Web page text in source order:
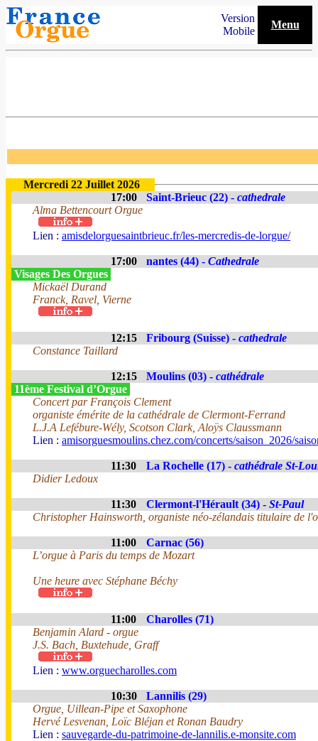
Version
Mobile
Menu
Mercredi 22 Juillet 2026
17:00
Saint-Brieuc (22) - cathedrale
Alma Bettencourt Orgue
Lien : amisdelorguesaintbrieuc.fr/les-mercredis-de-lorgue/
17:00 nantes (44) - Cathedrale
Visages Des Orgues
Mickaël Durand
Franck, Ravel, Vierne
12:15 Fribourg (Suisse) - cathedrale
Constance Taillard
12:15 Moulins (03) - cathédrale
11ème Festival d’Orgue
Concert par François Clement
organiste émérite de la cathédrale de Clermont-Ferrand
L.J.A Lefébure-Wély, Scotson Clark, Aloÿs Claussmann
Lien : amisorguesmoulins.chez.com/concerts/saison_2026/
11:30 La Rochelle (17) - cathédrale St-
Didier Ledoux
11:30 Clermont-l'Hérault (34) - St-Paul
Christopher Hainsworth, organiste néo-zélandais titulaire de
11:00
Carnac (56)
L’orgue à Paris du temps de Mozart
Une heure avec Stéphane Béchy
11:00
Charolles (71)
Benjamin Alard - orgue
J.S. Bach, Buxtehude, Graff
Lien : www.orguecharolles.com
10:30
Lannilis (29)
Orgue, Uillean-Pipe et Saxophone
Hervé Lesvenan, Loïc Bléjan et Ronan Baudry
Lien : sauvegarde-du-patrimoine-de-lannilis.e-monsite.com